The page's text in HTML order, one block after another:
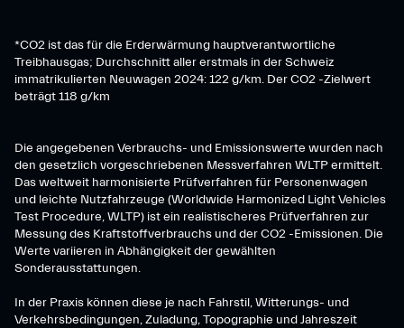
*CO2 ist das für die Erderwärmung hauptverantwortliche
Treibhausgas; Durchschnitt aller erstmals in der Schweiz
immatrikulierten Neuwagen 2024: 122 g/km. Der CO2 -Zielwert
beträgt 118 g/km
Die angegebenen Verbrauchs- und Emissionswerte wurden nach
den gesetzlich vorgeschriebenen Messverfahren WLTP ermittelt.
Das weltweit harmonisierte Prüfverfahren für Personenwagen
und leichte Nutzfahrzeuge (Worldwide Harmonized Light Vehicles
Test Procedure, WLTP) ist ein realistischeres Prüfverfahren zur
Messung des Kraftstoffverbrauchs und der CO2 -Emissionen. Die
Werte variieren in Abhängigkeit der gewählten
Sonderausstattungen.
In der Praxis können diese je nach Fahrstil, Witterungs- und
Verkehrsbedingungen, Zuladung, Topographie und Jahreszeit